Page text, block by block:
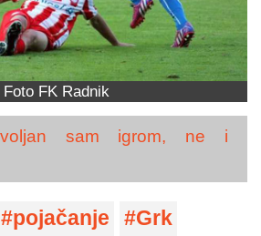
Foto FK Radnik
sam igrom, ne i
pojačanje
Grk